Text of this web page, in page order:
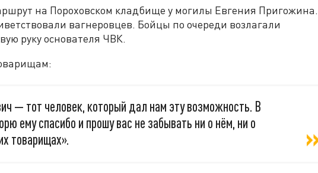
на Пороховском кладбище у могилы Евгения Пригожина.
вагнеровцев. Бойцы по очереди возлагали
руку основателя ЧВК.
— тот человек, который дал нам эту возможность. В
ему спасибо и прошу вас не забывать ни о нём, ни о
товарищах».